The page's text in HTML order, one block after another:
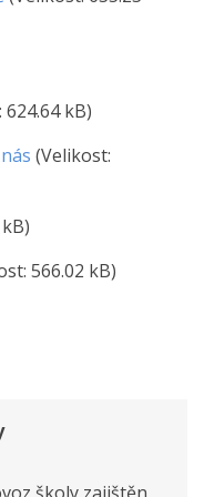
kB)
(Velikost:
566.02 kB)